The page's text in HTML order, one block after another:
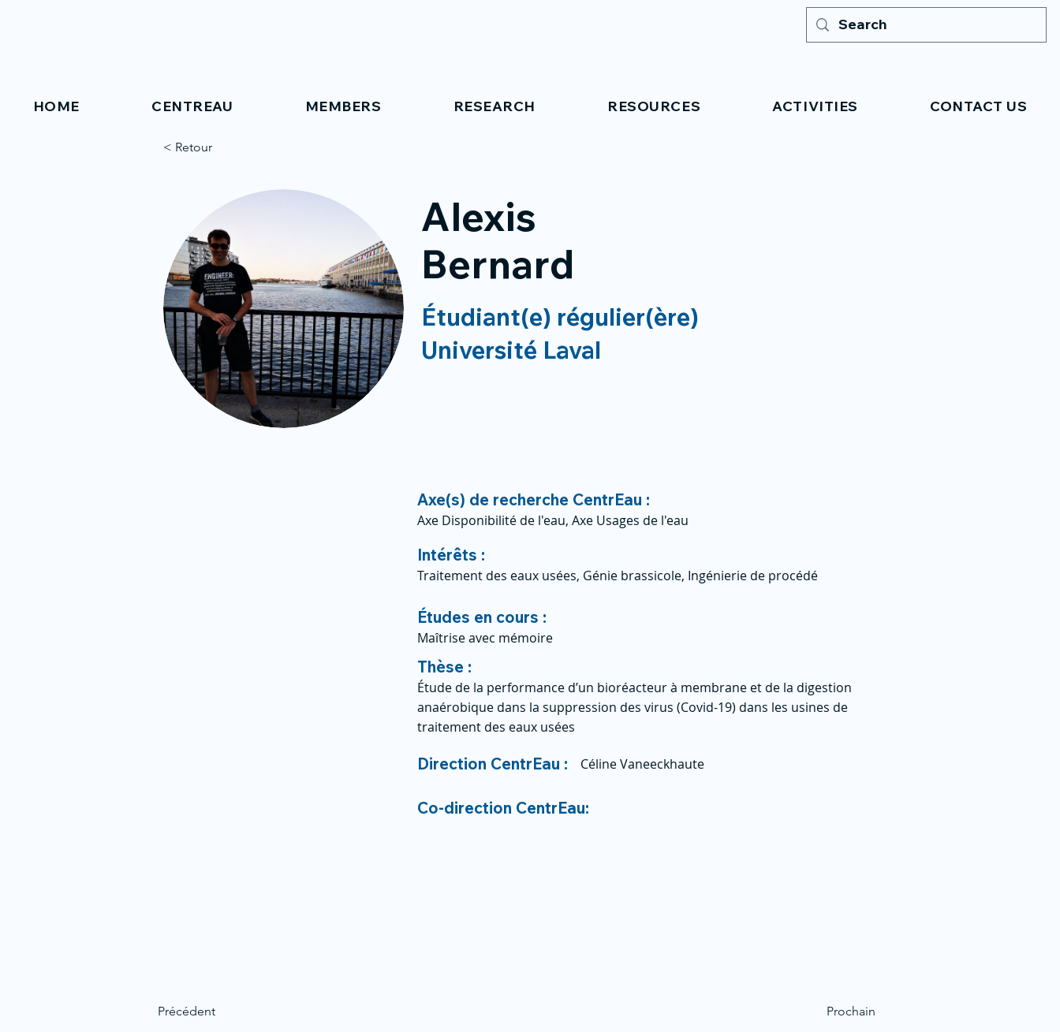
HOME CENTREAU MEMBERS RESEARCH RESOURCES ACTIVITIES CONTACT US
< Retour
Alexis
Bernard
Étudiant(e) régulier(ère)
Université Laval
Axe(s) de recherche CentrEau :
Axe Disponibilité de l'eau, Axe Usages de l'eau
Intérêts :
Traitement des eaux usées, Génie brassicole, Ingénierie de procédé
Études en cours :
Maîtrise avec mémoire
Thèse :
Étude de la performance d’un bioréacteur à membrane et de la digestion
anaérobique dans la suppression des virus (Covid-19) dans les usines de
traitement des eaux usées
Précédent
Direction CentrEau : Céline Vaneeckhaute
Co-direction CentrEau:
Prochain